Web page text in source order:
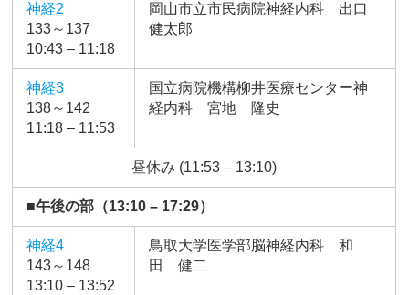
神経2
133～137
10:43 – 11:18
岡山市立市民病院神経内科 出口
健太郎
神経3
138～142
11:18 – 11:53
国立病院機構柳井医療センター神
経内科 宮地 隆史
昼休み (11:53 – 13:10)
■午後の部（13:10 – 17:29）
神経4
143～148
13:10 – 13:52
鳥取大学医学部脳神経内科 和
田 健二